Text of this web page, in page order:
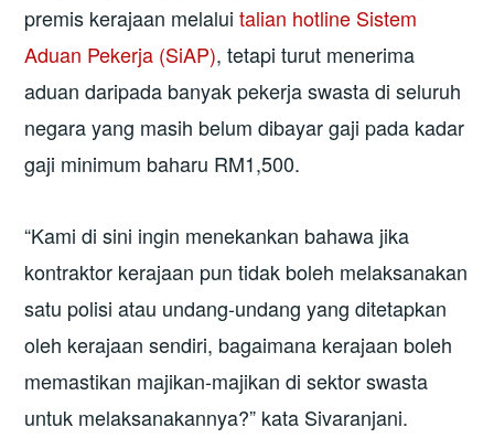
premis kerajaan melaluitalian hotline Sistem
Aduan Pekerja (SiAP), tetapi turut menerima
aduan daripada banyak pekerja swasta di seluruh
negara yang masih belum dibayar gaji pada kadar
gaji minimum baharu RM1,500.
“Kami di sini ingin menekankan bahawa jika
kontraktor kerajaan pun tidak boleh melaksanakan
satu polisi atau undang-undang yang ditetapkan
oleh kerajaan sendiri, bagaimana kerajaan boleh
memastikan majikan-majikan di sektor swasta
untuk melaksanakannya?” kata Sivaranjani.